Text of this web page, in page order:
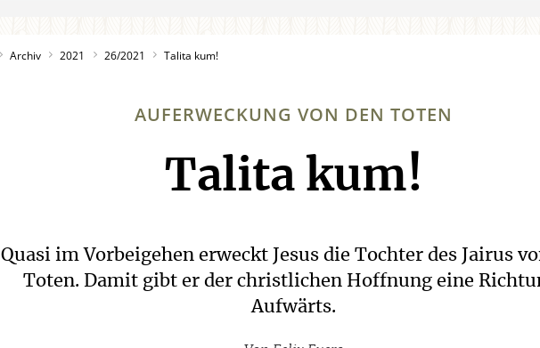
Archiv 2021 26/2021 Talita kum!
AUFERWECKUNG VON DEN TOTEN
:
Talita kum!
Quasi im Vorbeigehen erweckt Jesus die Tochter des Jairus
Toten. Damit gibt er der christlichen Hoffnung eine
Aufwärts.